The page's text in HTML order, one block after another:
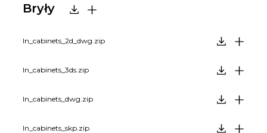
Bryły
In_cabinets_2d_dwg.zip
In_cabinets_3ds.zip
In_cabinets_dwg.zip
In_cabinets_skp.zip